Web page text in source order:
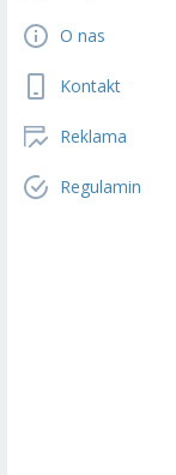
O nas
Kontakt
Reklama
Regulamin